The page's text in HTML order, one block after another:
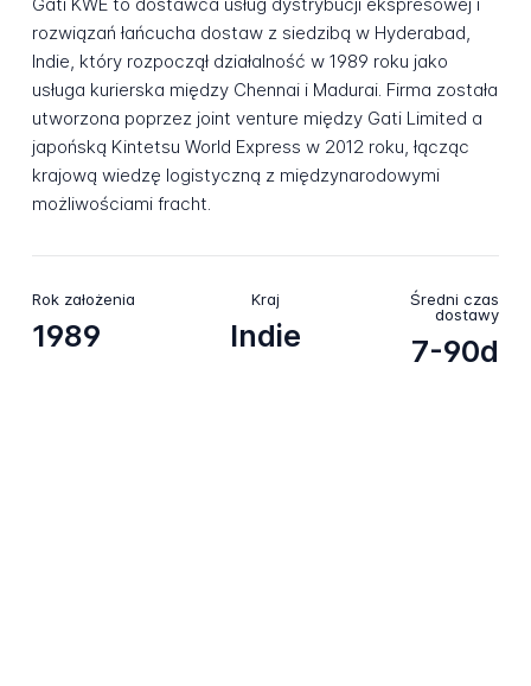
Gati KWE to dostawca usług dystrybucji ekspresowej i
rozwiązań łańcucha dostaw z siedzibą w Hyderabad,
Indie, który rozpoczął działalność w 1989 roku jako
usługa kurierska między Chennai i Madurai. Firma została
utworzona poprzez joint venture między Gati Limited a
japońską Kintetsu World Express w 2012 roku, łącząc
krajową wiedzę logistyczną z międzynarodowymi
możliwościami fracht.
Rok założenia
1989
Kraj
Indie
Średni czas
dostawy
7-90d